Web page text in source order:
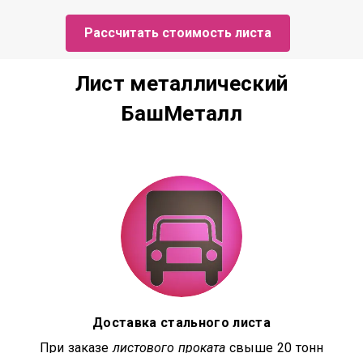
Рассчитать стоимость листа
Лист металлический
БашМеталл
Доставка стального листа
При заказелистового проката свыше 20 тонн